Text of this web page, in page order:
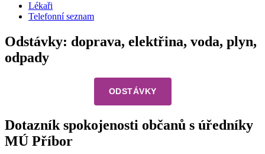
Lékaři
Telefonní seznam
Odstávky: doprava, elektřina, voda, plyn,
odpady
ODSTÁVKY
Dotazník spokojenosti občanů s úředníky
MÚ Příbor